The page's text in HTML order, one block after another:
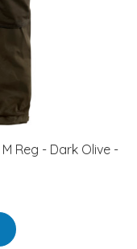
Reg - Dark Olive -